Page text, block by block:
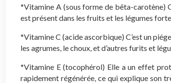
*Vitamine A (sous forme de bêta-carotène)
est présent dans les fruits et les légumes
*Vitamine C (acide ascorbique) C’est un
les agrumes, le choux, et d’autres furits et
*Vitamine E (tocophérol) Elle a un effet
rapidement régénérée, ce qui explique son